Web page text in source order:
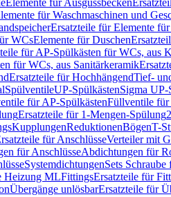
Elemente für Ausgussbecken
für Waschmaschinen und
Ersatzteile für Elemente
WCsElemente für Duschen
für AP-Spülkästen für WCs, aus
für WCs, aus Sanitärkeramik
Ersatzteile für HochhängendTief-
SpülventileUP-SpülkästenSigma UP-
für AP-SpülkästenFüllventile für
Ersatzteile für 1-Mengen-Spülung
KupplungenReduktionenBögenT-
für AnschlüsseVerteiler mit
für AnschlüsseAbdichtungen für
SystemdichtungenSets
Heizung MLFittingsErsatzteile für
Übergänge unlösbarErsatzteile für